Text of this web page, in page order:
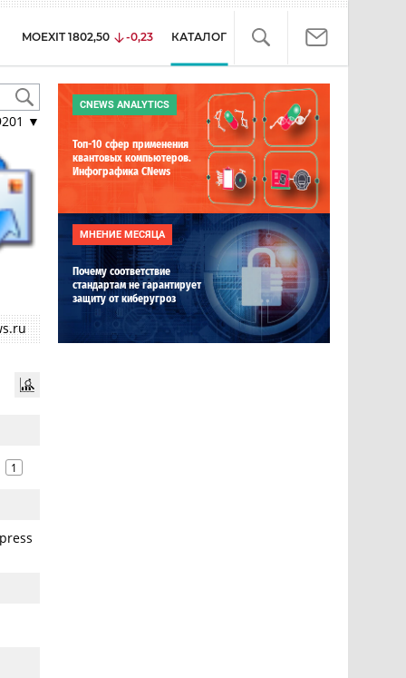
MOEXIT 1802,50 -0,23 КАТАЛОГ
▼
1
CNEWS ANALYTICS
Топ-10 сфер применения
квантовых компьютеров.
Инфографика CNews
МНЕНИЕ МЕСЯЦА
Почему соответствие
стандартам не гарантирует
защиту от киберугроз